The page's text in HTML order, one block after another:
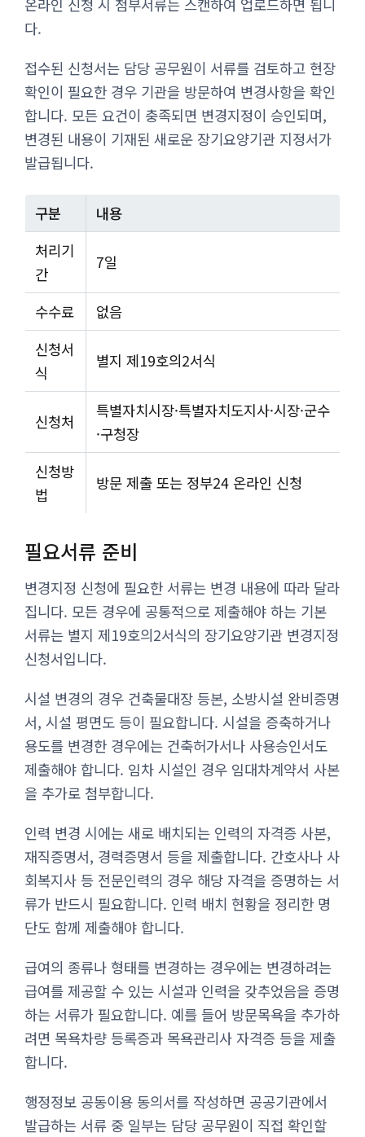
온라인 신청 시 첨부서류는 스캔하여 업로드하면 됩니
다.
접수된 신청서는 담당 공무원이 서류를 검토하고 현장
확인이 필요한 경우 기관을 방문하여 변경사항을 확인
합니다. 모든 요건이 충족되면 변경지정이 승인되며,
변경된 내용이 기재된 새로운 장기요양기관 지정서가
발급됩니다.
구분
내용
처리기
간
7일
수수료
없음
신청서
식
별지 제19호의2서식
신청처
특별자치시장·특별자치도지사·시장·군수
·구청장
신청방
법
방문 제출 또는 정부24 온라인 신청
필요서류 준비
변경지정 신청에 필요한 서류는 변경 내용에 따라 달라
집니다. 모든 경우에 공통적으로 제출해야 하는 기본
서류는 별지 제19호의2서식의 장기요양기관 변경지정
신청서입니다.
시설 변경의 경우 건축물대장 등본, 소방시설 완비증명
서, 시설 평면도 등이 필요합니다. 시설을 증축하거나
용도를 변경한 경우에는 건축허가서나 사용승인서도
제출해야 합니다. 임차 시설인 경우 임대차계약서 사본
을 추가로 첨부합니다.
인력 변경 시에는 새로 배치되는 인력의 자격증 사본,
재직증명서, 경력증명서 등을 제출합니다. 간호사나 사
회복지사 등 전문인력의 경우 해당 자격을 증명하는 서
류가 반드시 필요합니다. 인력 배치 현황을 정리한 명
단도 함께 제출해야 합니다.
급여의 종류나 형태를 변경하는 경우에는 변경하려는
급여를 제공할 수 있는 시설과 인력을 갖추었음을 증명
하는 서류가 필요합니다. 예를 들어 방문목욕을 추가하
려면 목욕차량 등록증과 목욕관리사 자격증 등을 제출
합니다.
행정정보 공동이용 동의서를 작성하면 공공기관에서
발급하는 서류 중 일부는 담당 공무원이 직접 확인할